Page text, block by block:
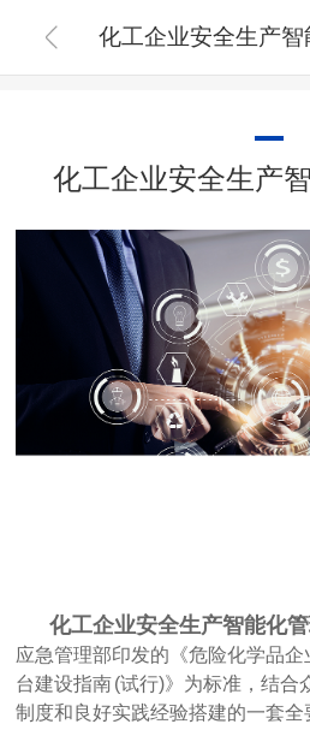
 化工企业安全生产
化工企业安全生产
化工企业安全生产智能化
应急管理部印发的《危险化学品
台建设指南 (试行)》为标准，结合
制度和良好实践经验搭建的一套